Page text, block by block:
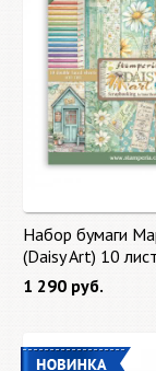
Набор бумаги
(Daisy Art) 10
от Stamperia
1 290 руб.